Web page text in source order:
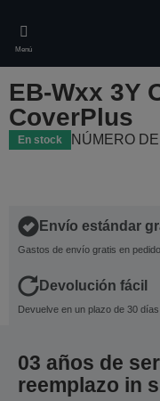
main
content
Menú
EB-Wxx 3Y
CoverPlus
En stock NÚMERO
Envío estándar
Gastos de envío gratis en
Devolución fácil
Devuelve en un plazo de 30
03 años de
reemplazo in